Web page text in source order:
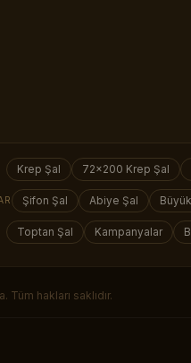
Krep Şal 72×200 Krep Şal
Şifon Şal Abiye Şal
Toptan Şal Kampanyalar
. Tüm hakları saklıdır.